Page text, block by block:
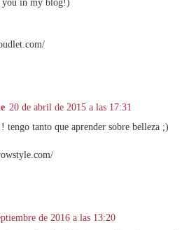
20 de abril de 2015 a las 17:31
tengo tanto que aprender sobre belleza ;)
de 2016 a las 13:20